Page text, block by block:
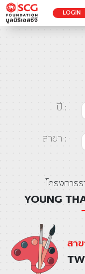
LOGIN
ปี :
สาขา :
โครงการ
YOUNG
สา